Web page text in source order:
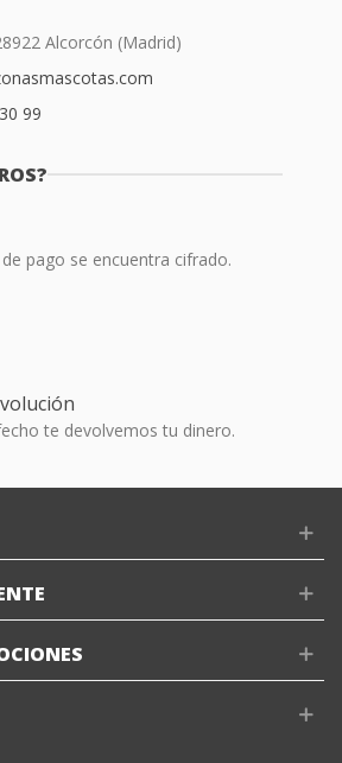
Alcorcón (Madrid)
99
pago se encuentra cifrado.
te devolvemos tu dinero.